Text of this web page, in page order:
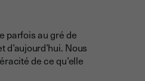
parfois au gré de
Nous
de ce qu’elle